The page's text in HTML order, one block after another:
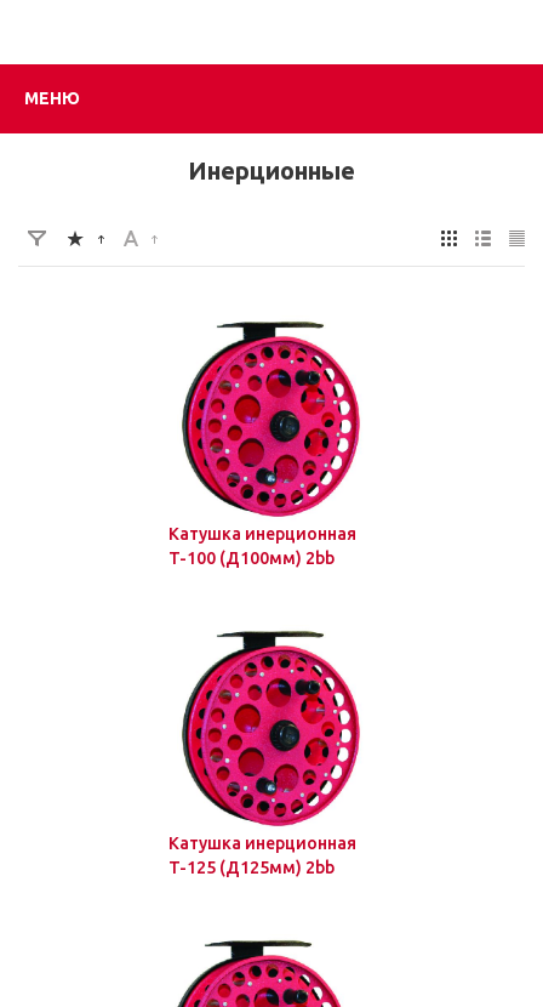
МЕНЮ
Инерционные
Катушка инерционная
T-100 (Д100мм) 2bb
Катушка инерционная
T-125 (Д125мм) 2bb